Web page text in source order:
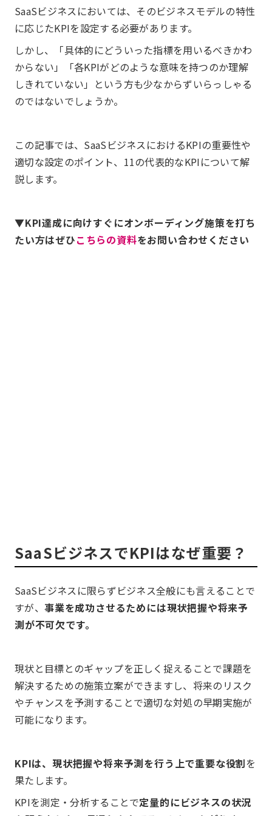
SaaSビジネスにおいては、そのビジネスモデルの特性
に応じたKPIを設定する必要があります。
しかし、「具体的にどういった指標を用いるべきかわ
からない」「各KPIがどのような意味を持つのか理解
しきれていない」という方も少なからずいらっしゃる
のではないでしょうか。
この記事では、SaaSビジネスにおけるKPIの重要性や
適切な設定のポイント、11の代表的なKPIについて解
説します。
▼KPI達成に向けすぐにオンボーディング施策を打ち
たい方はぜひこちらの資料をお問い合わせください
SaaSビジネスでKPIはなぜ重要？
SaaSビジネスに限らずビジネス全般にも言えることで
すが、 事業を成功させるためには現状把握や将来予
測が不可欠です。
現状と目標とのギャップを正しく捉えることで課題を
解決するための施策立案ができますし、将来のリスク
やチャンスを予測することで適切な対処の早期実施が
可能になります。
KPIは、現状把握や将来予測を行う上で重要な役割を
果たします。
KPIを測定・分析することで定量的にビジネスの状況